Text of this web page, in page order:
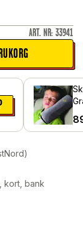
ART. NR: 33941
kort, bank